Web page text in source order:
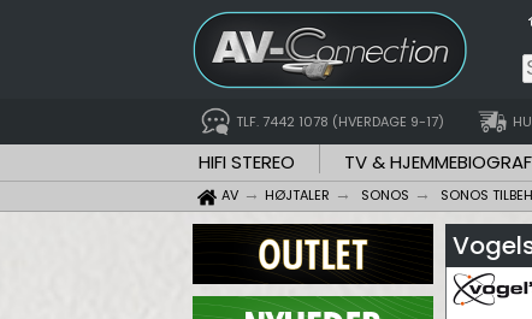
TLF. 7442 1078 (HVERDAGE 9-17)
HIFI STEREO TV & HJEMMEBIOGRAF
AV HØJTALER SONOS SONOS